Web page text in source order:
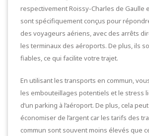
respectivement Roissy-Charles de Gaulle
sont spécifiquement conçus pour
des voyageurs aériens, avec des arrêts
les terminaux des aéroports. De plus, ils
fiables, ce qui facilite votre trajet.
En utilisant les transports en commun,
les embouteillages potentiels et le stress
d’un parking à l’aéroport. De plus, cela
économiser de l’argent car les tarifs des
commun sont souvent moins élevés que